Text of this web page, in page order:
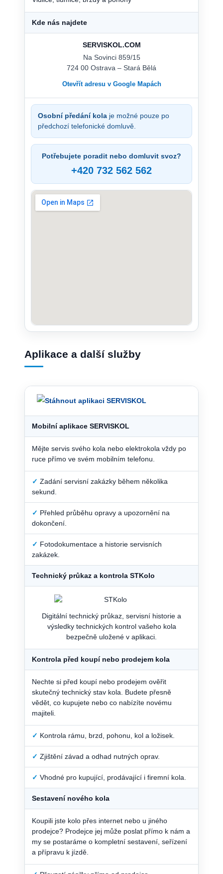
Kde nás najdete
SERVISKOL.COM
Na Sovinci 859/15
724 00 Ostrava – Stará Bělá
Otevřít adresu v Google Mapách
Osobní předání kola je možné pouze po
předchozí telefonické domluvě.
Potřebujete poradit nebo domluvit svoz?
+420 732 562 562
Aplikace a další služby
Mobilní aplikace SERVISKOL
Mějte servis svého kola nebo elektrokola vždy po
ruce přímo ve svém mobilním telefonu.
✓ Zadání servisní zakázky během několika
sekund.
✓ Přehled průběhu opravy a upozornění na
dokončení.
✓ Fotodokumentace a historie servisních
zakázek.
Technický průkaz a kontrola STKolo
Digitální technický průkaz, servisní historie a
výsledky technických kontrol vašeho kola
bezpečně uložené v aplikaci.
Kontrola před koupí nebo prodejem kola
Nechte si před koupí nebo prodejem ověřit
skutečný technický stav kola. Budete přesně
vědět, co kupujete nebo co nabízíte novému
majiteli.
✓ Kontrola rámu, brzd, pohonu, kol a ložisek.
✓ Zjištění závad a odhad nutných oprav.
✓ Vhodné pro kupující, prodávající i firemní kola.
Sestavení nového kola
Koupili jste kolo přes internet nebo u jiného
prodejce? Prodejce jej může poslat přímo k nám a
my se postaráme o kompletní sestavení, seřízení
a přípravu k jízdě.